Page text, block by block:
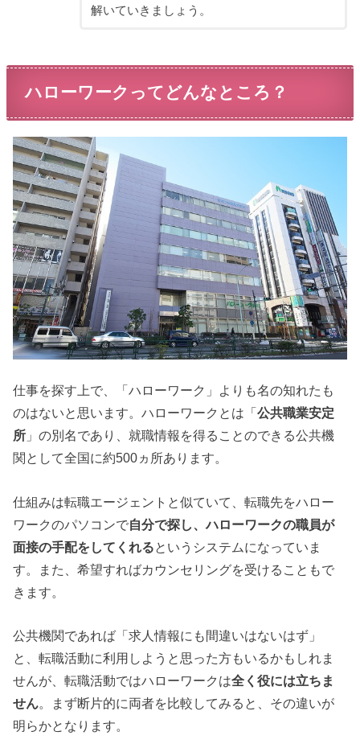
解いていきましょう。
ハローワークってどんなところ？
仕事を探す上で、「ハローワーク」よりも名の知れたも
のはないと思います。ハローワークとは「公共職業安定
所 」の別名であり、就職情報を得ることのできる公共機
関として全国に約500ヵ所あります。
仕組みは転職エージェントと似ていて、転職先をハロー
ワークのパソコンで自分で探し、ハローワークの職員が
面接の手配をしてくれるというシステムになっていま
す。また、希望すればカウンセリングを受けることもで
きます。
公共機関であれば「求人情報にも間違いはないはず」
と、転職活動に利用しようと思った方もいるかもしれま
せんが、転職活動ではハローワークは全く役には立ちま
せん。まず断片的に両者を比較してみると、その違いが
明らかとなります。